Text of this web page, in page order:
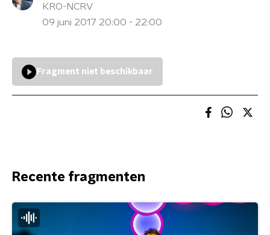
KRO-NCRV
09 juni 2017 20:00 - 22:00
Fragment niet beschikbaar
Recente fragmenten